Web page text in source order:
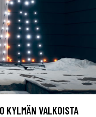
KYLMÄN VALKOISTA